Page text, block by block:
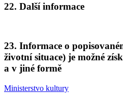
22. Další informace
23. Informace o
životní situace) je možné
a v jiné formě
Ministerstvo kultury